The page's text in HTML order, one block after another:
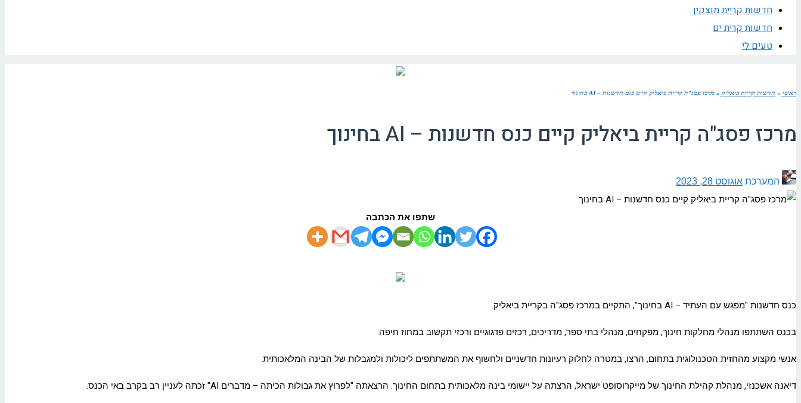
חדשות קריית מוצקין
חדשות קרית ים
טעים לי
ראשי » חדשות קריית ביאליק » מרכז פסג"ה קריית ביאליק קיים כנס חדשנות – AI בחינוך
מרכז פסג"ה קריית ביאליק קיים כנס חדשנות – AI בחינוך
המערכת אוגוסט 28, 2023
שתפו את הכתבה
כנס חדשנות "מפגש עם העתיד – AI בחינוך", התקיים במרכז פסג"ה בקריית ביאליק.
בכנס השתתפו מנהלי מחלקות חינוך, מפקחים, מנהלי בתי ספר, מדריכים, רכזים פדגוגיים ורכזי תקשוב במחוז חיפה.
אנשי מקצוע מהחזית הטכנולוגית בתחום, הרצו, במטרה לחלוק רעיונות חדשניים ולחשוף את המשתתפים ליכולות ולמגבלות של הבינה המלאכותית.
דיאנה אשכנזי, מנהלת קהילת החינוך של מייקרוסופט ישראל, הרצתה על יישומי בינה מלאכותית בתחום החינוך. הרצאתה "לפרוץ את גבולות הכיתה – מדברים AI" זכתה לעניין רב בקרב באי הכנס.